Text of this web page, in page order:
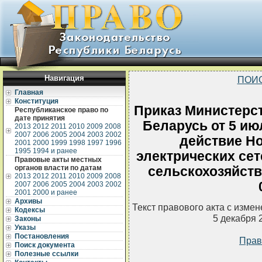
Навигация
Главная
Конституция
Республиканское право по
дате принятия
2013 2012 2011 2010 2009 2008
2007 2006 2005 2004 2003 2002
2001 2000 1999 1998 1997 1996
1995 1994 и ранее
Правовые акты местных
органов власти по датам
2013 2012 2011 2010 2009 2008
2007 2006 2005 2004 2003 2002
2001 2000 и ранее
Архивы
Кодексы
Законы
Указы
Постановления
Поиск документа
Полезные ссылки
Приказ
Беларусь от 5
действие
электрических
Текст правового акта с
5 декабря